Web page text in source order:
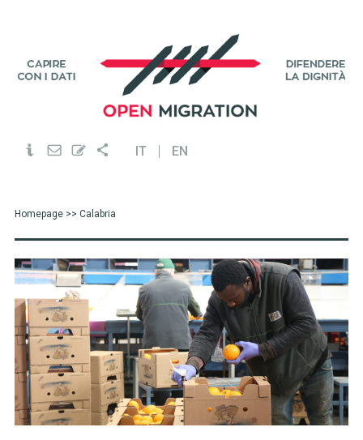
IT EN
Homepage>> Calabria